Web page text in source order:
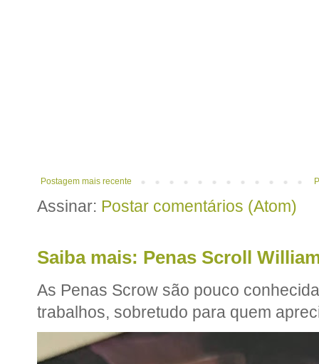
Postagem mais recente
Assinar: Postar comentários (Atom)
Saiba mais: Penas Scroll
As Penas Scrow são pouco
trabalhos, sobretudo para quem